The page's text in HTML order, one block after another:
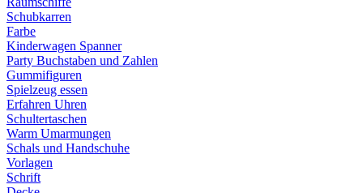
Schubkarren
Farbe
Kinderwagen Spanner
Party Buchstaben und Zahlen
Gummifiguren
Spielzeug essen
Erfahren Uhren
Schultertaschen
Warm Umarmungen
Schals und Handschuhe
Vorlagen
Schrift